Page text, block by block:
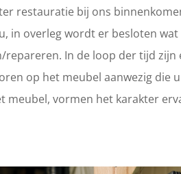
restauratie bij ons
in overleg wordt er besloten
In de loop der tijd zijn
op het meubel aanwezig die
meubel, vormen het karakter